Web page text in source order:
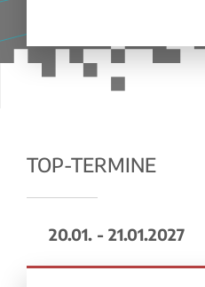
TOP-TERMINE
20.01. - 21.01.2027